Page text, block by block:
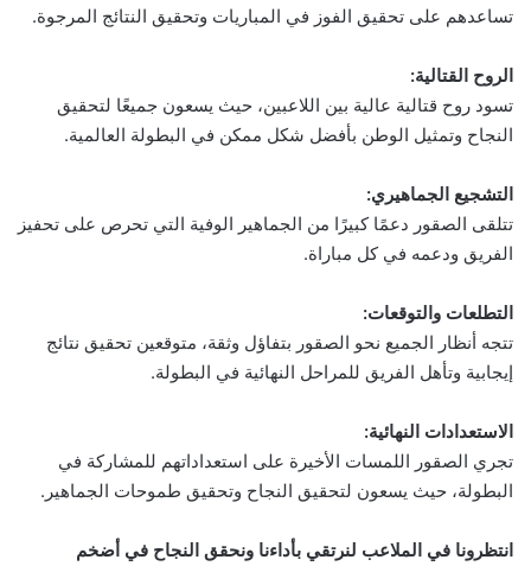
تساعدهم على تحقيق الفوز في المباريات وتحقيق النتائج المرجوة.
الروح القتالية:
تسود روح قتالية عالية بين اللاعبين، حيث يسعون جميعًا لتحقيق
النجاح وتمثيل الوطن بأفضل شكل ممكن في البطولة العالمية.
التشجيع الجماهيري:
تتلقى الصقور دعمًا كبيرًا من الجماهير الوفية التي تحرص على تحفيز
الفريق ودعمه في كل مباراة.
التطلعات والتوقعات:
تتجه أنظار الجميع نحو الصقور بتفاؤل وثقة، متوقعين تحقيق نتائج
إيجابية وتأهل الفريق للمراحل النهائية في البطولة.
الاستعدادات النهائية:
تجري الصقور اللمسات الأخيرة على استعداداتهم للمشاركة في
البطولة، حيث يسعون لتحقيق النجاح وتحقيق طموحات الجماهير.
انتظرونا في الملاعب لنرتقي بأداءنا ونحقق النجاح في أضخم